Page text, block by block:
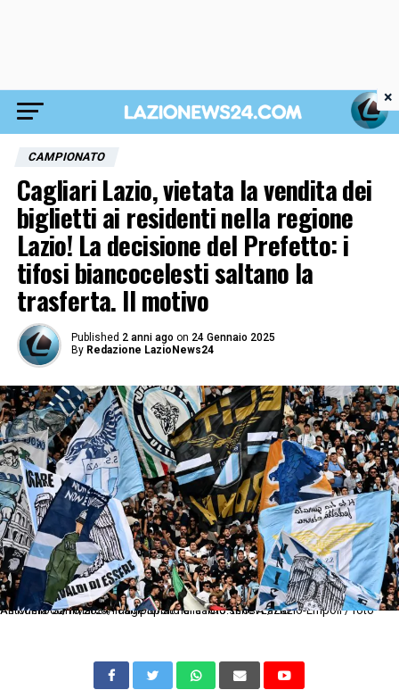
CAMPIONATO
Cagliari Lazio, vietata la vendita dei
biglietti ai residenti nella regione
Lazio! La decisione del Prefetto: i
tifosi biancocelesti saltano la
trasferta. Il motivo
Published 2 anni ago on 24 Gennaio 2025
By Redazione LazioNews24
As Roma 06/10/2024 - campionato di calcio serie A / Lazio-Empoli / foto Antonello Sammarco/Image Sport nella foto: tifosi Lazio
×